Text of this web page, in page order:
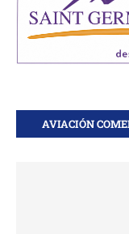
AVIACIÓN